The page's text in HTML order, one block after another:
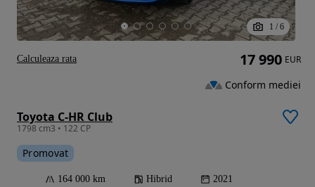
1 / 6
Toyota C-HR Club
1798 cm3 • 122 CP
Promovat
164 000 km Hibrid 2021
17 990 EUR
Conform mediei
Calculeaza rata